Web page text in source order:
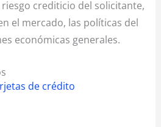
crediticio del solicitante,
el mercado, las políticas del
económicas generales.
de crédito